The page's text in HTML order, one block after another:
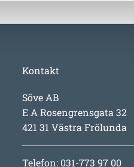
Kontakt
Söve AB
E A Rosengrensgata 32
421 31 Västra Frölunda
Telefon: 031-773 97 00